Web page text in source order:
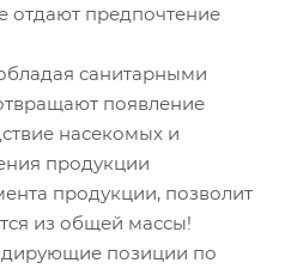
отдают предпочтение
санитарными
появление
насекомых и
продукции
продукции, позволит
из общей массы!
позиции по